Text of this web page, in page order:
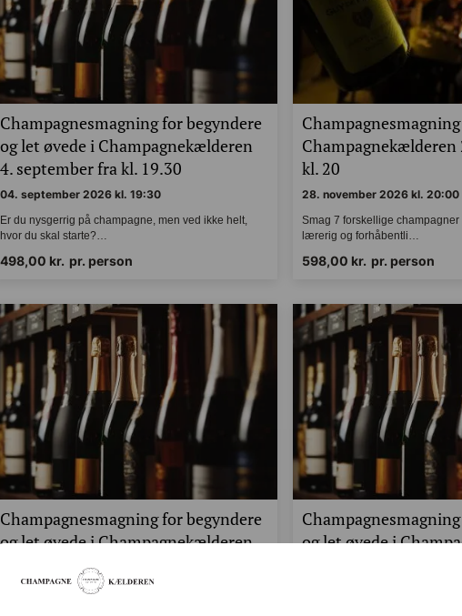
Champagnesmagning for begyndere
og let øvede i Champagnekælderen
4. september fra kl. 19.30
04. september 2026 kl. 19:30
Er du nysgerrig på champagne, men ved ikke helt,
hvor du skal starte?…
Champagnekælderen
kl. 20
Smag 7 forskellige
lærerig og forhåbentli…
Champagnesmagning for begyndere
11. december fra kl. 19.30
Champagnesmagning